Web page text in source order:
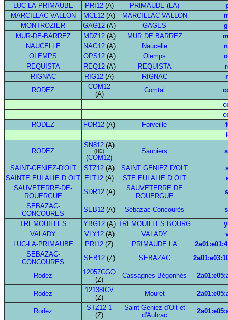
LUC-LA-PRIMAUBE
PRI12(A) PRIMAUDE (LA)
MARCILLAC-VALLON
MCL12 (A) MARCILLAC-VALLON
MONTROZIER
GAG12 (A) GAGES
MUR-DE-BARREZ
MDZ12(A) MUR DE BARREZ
NAUCELLE
NAG12(A) Naucelle
OLEMPS
OPS12(A) Olemps
REQUISTA
REQ12(A) REQUISTA
RIGNAC
RIG12 (A) RIGNAC
RODEZ
COM12
(A)
Comtal
RODEZ
FOR12 (A) Forveille
RODEZ
SN812 (A)
(HD)
(COM12)
Sauniers
SAINT-GENIEZ-D'OLT STZ12 (A) SAINT GENIEZ D'OLT
SAINTE EULALIE D OLT
ELT12 (A) STE EULALIE D OLT
SAUVETERRE-DE-
ROUERGUE
SDR12 (A)
SAUVETERRE DE
ROUERGUE
SEBAZAC-
CONCOURES
SEB12 (A) Sébazac-Concourès
TREMOUILLES
YBG12(A) TREMOUILLES BOURG
VALADY
VLY12(A) VALADY
LUC-LA-PRIMAUBE
PRI12 (Z) PRIMAUDE LA
SEBAZAC-
CONCOURES
SEB12(Z) SEBAZAC
Rodez
12057CGQ
(Z)
Cassagnes-Bégonhès
Rodez
12138ICV
(Z)
Mouret
Rodez
STZ12-1
(Z)
Saint Geniez d'Olt et
d'Aubrac